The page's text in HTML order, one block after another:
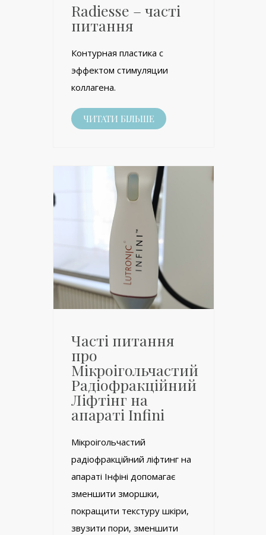
Radiesse – часті
питання
Контурная пластика с
эффектом стимуляции
коллагена.
ЧИТАТИ БІЛЬШЕ
Часті питання
про
Мікроігольчастий
Радіофракційний
Ліфтінг на
апараті Infini
Мікроігольчастий
радіофракційний ліфтинг на
апараті Інфіні допомагає
зменшити зморшки,
покращити текстуру шкіри,
звузити пори, зменшити